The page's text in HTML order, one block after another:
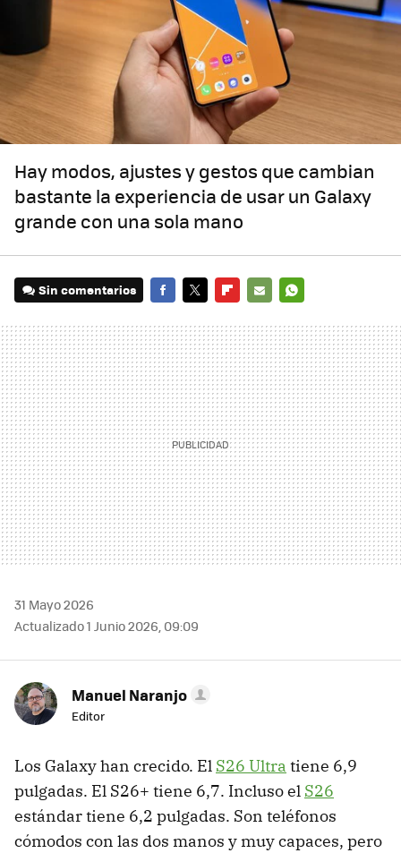
Hay modos, ajustes y gestos que cambian
bastante la experiencia de usar un Galaxy
grande con una sola mano
Sin comentarios
MAIL
31 Mayo 2026
Actualizado 1 Junio 2026, 09:09
Manuel Naranjo
Editor
Los Galaxy han crecido. El S26 Ultra tiene 6,9
pulgadas. El S26+ tiene 6,7. Incluso el S26
estándar tiene 6,2 pulgadas. Son teléfonos
cómodos con las dos manos y muy capaces, pero